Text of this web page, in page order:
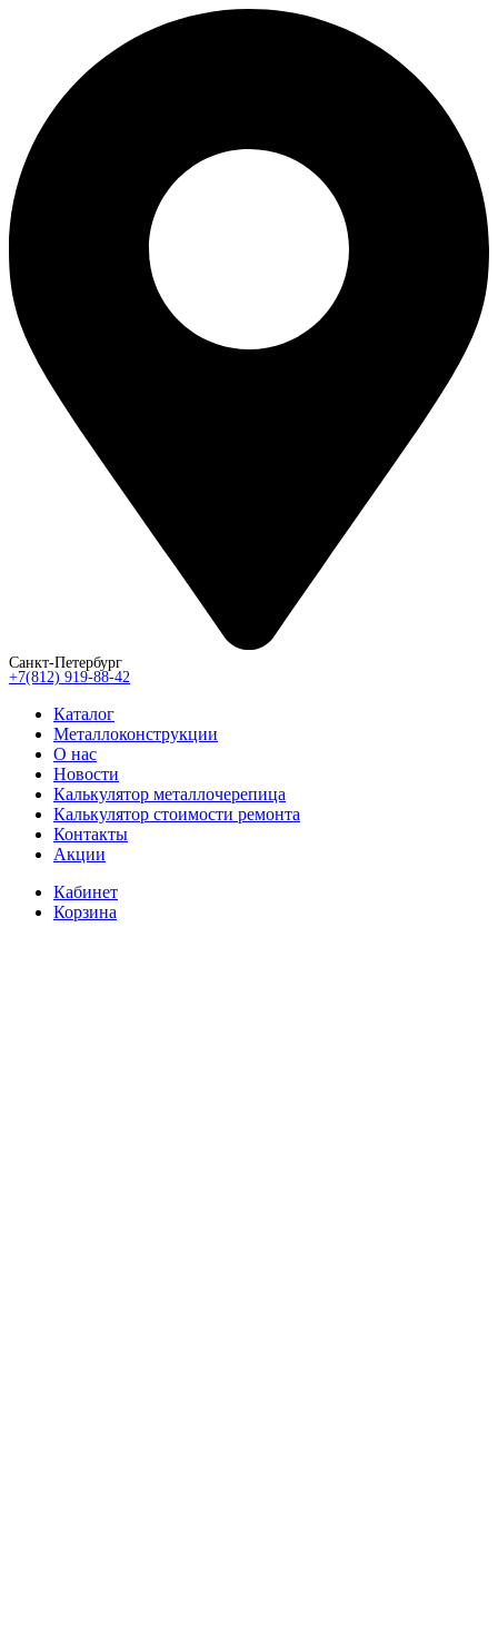
Санкт-Петербург
+7(812) 919-88-42
Каталог
Металлоконструкции
О нас
Новости
Калькулятор металлочерепица
Калькулятор стоимости ремонта
Контакты
Акции
Кабинет
Корзина